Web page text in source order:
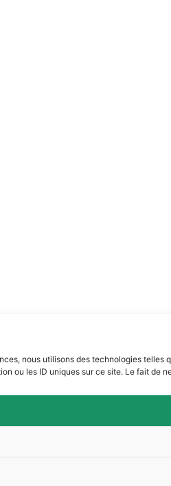
nous utilisons des technologies
ou les ID uniques sur ce site. Le fait de